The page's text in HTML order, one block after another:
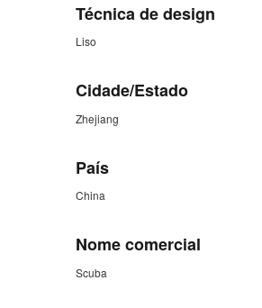
Técnica de design
Liso
Cidade/Estado
Zhejiang
País
China
Nome comercial
Scuba